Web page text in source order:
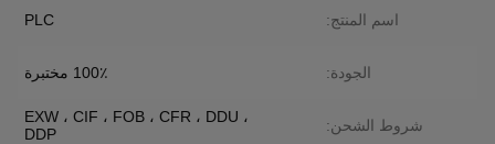
اسم المنتج: PLC
الجودة: 100٪ مختبرة
شروط الشحن:
EXW ، CIF ، FOB ، CFR ، DDU ،
DDP